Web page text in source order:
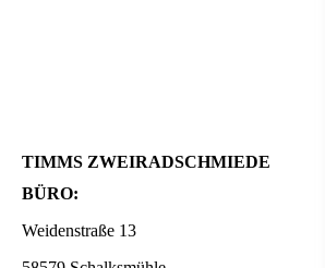
TIMMS ZWEIRADSCHMIEDE
BÜRO:
Weidenstraße 13